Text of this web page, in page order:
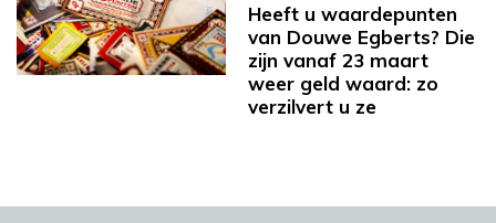
Heeft u waardepunten
van Douwe Egberts? Die
zijn vanaf 23 maart
weer geld waard: zo
verzilvert u ze